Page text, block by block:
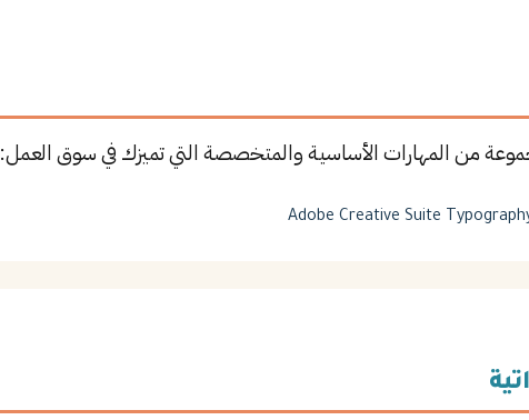
من المهارات الأساسية والمتخصصة التي تميزك في سوق العمل:
Adobe Creative Suite